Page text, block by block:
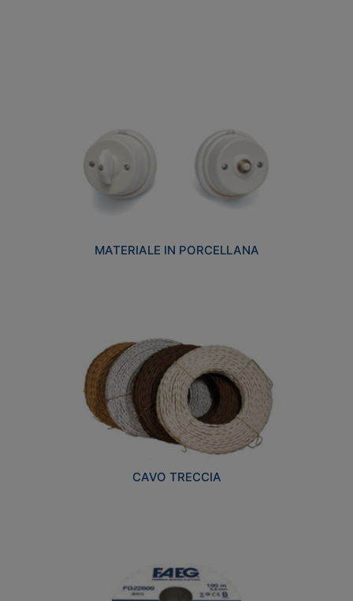
MATERIALE IN PORCELLANA
CAVO TRECCIA